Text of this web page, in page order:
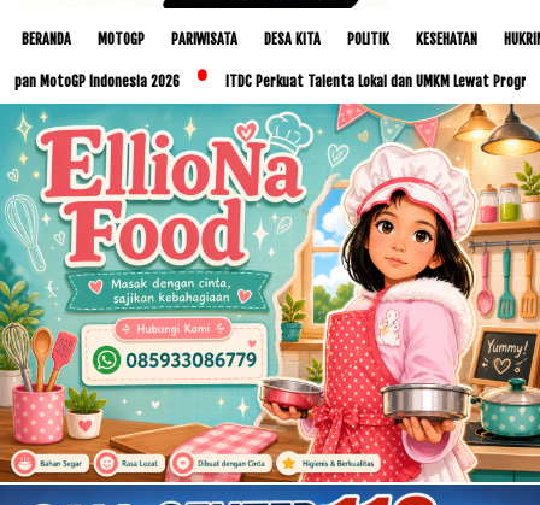
BERANDA MOTOGP PARIWISATA DESA KITA POLITIK KESEHATAN
Indonesia 2026 ITDC Perkuat Talenta Lokal dan UMKM Lewat Program Glorious